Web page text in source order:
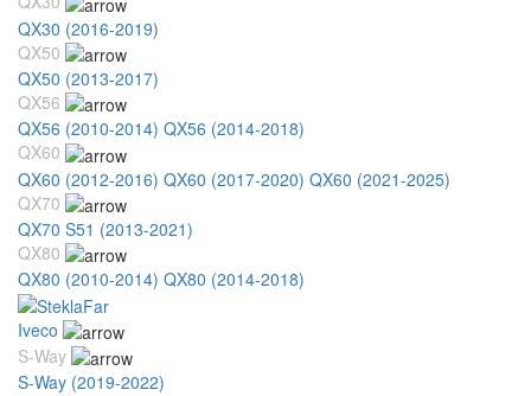
QX30 (2016-2019)
QX50
QX50 (2013-2017)
QX56
QX56 (2010-2014) QX56 (2014-2018)
QX60
QX60 (2012-2016) QX60 (2017-2020) QX60 (2021-2025)
QX70
QX70 S51 (2013-2021)
QX80
QX80 (2010-2014) QX80 (2014-2018)
Iveco
S-Way
S-Way (2019-2022)